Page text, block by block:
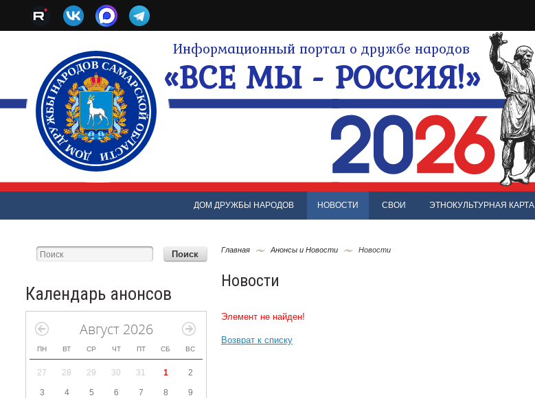
Информационный портал о дружбе народов
«ВСЕ МЫ - РОССИЯ!»
ДОМ ДРУЖБЫ НАРОДОВ НОВОСТИ СВОИ ЭТНОКУЛЬТУРНАЯ КАРТА
Календарь анонсов
Август 2026
ПН ВТ СР ЧТ ПТ СБ ВС
27 28 29 30 31 1 2
3 4 5 6 7 8 9
Главная Анонсы и Новости Новости
Новости
Элемент не найден!
Возврат к списку